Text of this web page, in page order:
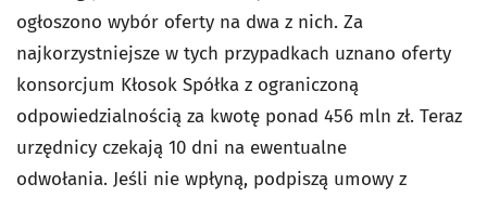
ogłoszono wybór oferty na dwa z nich. Za
najkorzystniejsze w tych przypadkach uznano oferty
konsorcjum Kłosok Spółka z ograniczoną
odpowiedzialnością za kwotę ponad 456 mln zł. Teraz
urzędnicy czekają 10 dni na ewentualne
odwołania. Jeśli nie wpłyną, podpiszą umowy z